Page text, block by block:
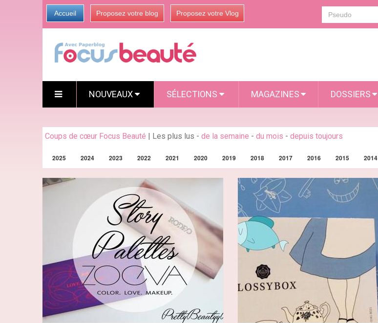
Accueil Proposez votre blog Proposez votre Vlog
NOUVEAUX SÉLECTIONS MAGAZINES DOSSIERS
Coups de cœur Focus Beauté | Les plus lus - de la semaine - du mois - depuis toujours
2025 2024 2023 2022 2021 2020 2019 2018 2017 2016 2015 2014